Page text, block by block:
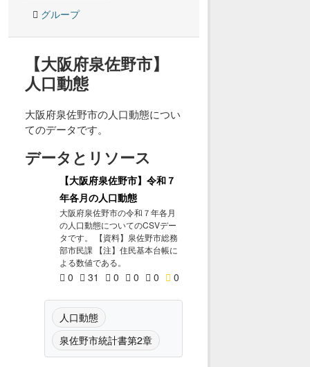
グループ
【大阪府泉佐野市】
人口動態
大阪府泉佐野市の人口動態につい
てのデータです。
データとリソース
【大阪府泉佐野市】令和７
年各月の人口動態
大阪府泉佐野市の令和７年各月
の人口動態についてのCSVデー
タです。 【資料】泉佐野市総務
部市民課 【注】住民基本台帳に
よる数値である。
0 31 0 0 0 0
人口動態
泉佐野市統計書第2章